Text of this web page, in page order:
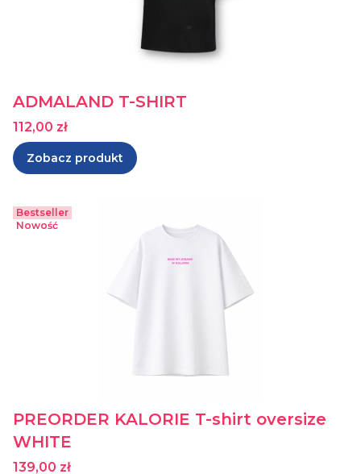
ADMALAND T-SHIRT
Cena
112,00 zł
Zobacz produkt
Bestseller
Nowość
PREORDER KALORIE T-shirt oversize
WHITE
Cena
139,00 zł